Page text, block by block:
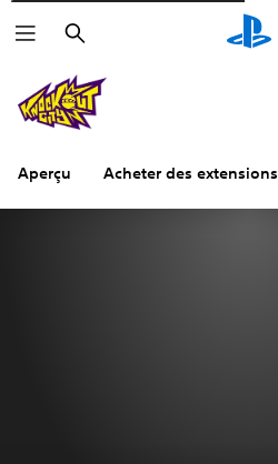
Rechercher
Aperçu Acheter des extensions